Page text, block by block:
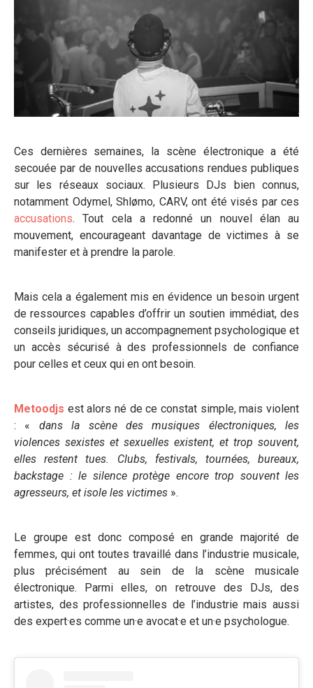
Ces dernières semaines, la scène électronique a été
secouée par de nouvelles accusations rendues publiques
sur les réseaux sociaux. Plusieurs DJs bien connus,
notamment Odymel, Shlømo, CARV, ont été visés par ces
accusations. Tout cela a redonné un nouvel élan au
mouvement, encourageant davantage de victimes à se
manifester et à prendre la parole.
Mais cela a également mis en évidence un besoin urgent
de ressources capables d’offrir un soutien immédiat, des
conseils juridiques, un accompagnement psychologique et
un accès sécurisé à des professionnels de confiance
pour celles et ceux qui en ont besoin.
Metoodjs est alors né de ce constat simple, mais violent
: « dans la scène des musiques électroniques, les
violences sexistes et sexuelles existent, et trop souvent,
elles restent tues. Clubs, festivals, tournées, bureaux,
backstage : le silence protège encore trop souvent les
agresseurs, et isole les victimes ».
Le groupe est donc composé en grande majorité de
femmes, qui ont toutes travaillé dans l’industrie musicale,
plus précisément au sein de la scène musicale
électronique. Parmi elles, on retrouve des DJs, des
artistes, des professionnelles de l’industrie mais aussi
des expert·es comme un·e avocat·e et un·e psychologue.